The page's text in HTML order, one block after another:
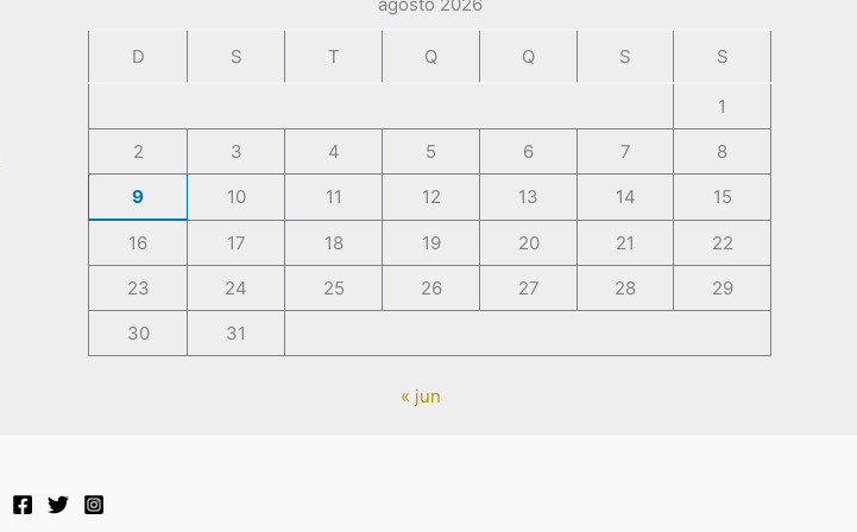
D S T Q Q S S
1
2
3 4 5 6 7
8
9
10 11 12 13 14 15
16 17 18 19 20 21
22
23
24 25 26 27 28
29
30
31
« jun